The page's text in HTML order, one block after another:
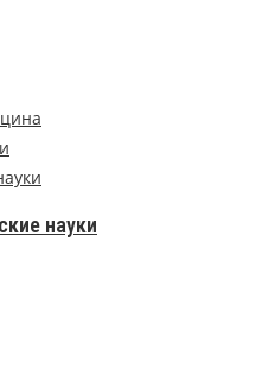
науки